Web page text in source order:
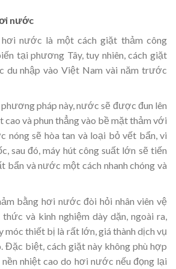
nước
nước là một cách giặt thảm công
tại phương Tây, tuy nhiên, cách giặt
du nhập vào Việt Nam vài năm trước
pháp này, nước sẽ được đun lên
và phun thẳng vào bề mặt thảm với
nóng sẽ hòa tan và loại bỏ vết bẩn, vi
sau đó, máy hút công suất lớn sẽ tiến
bẩn và nước một cách nhanh chóng và
bằng hơi nước đòi hỏi nhân viên vệ
và kinh nghiệm dày dặn, ngoài ra,
móc thiết bị là rất lớn, giá thành dịch vụ
Đặc biệt, cách giặt này không phù hợp
nhiệt cao do hơi nước nếu đọng lại